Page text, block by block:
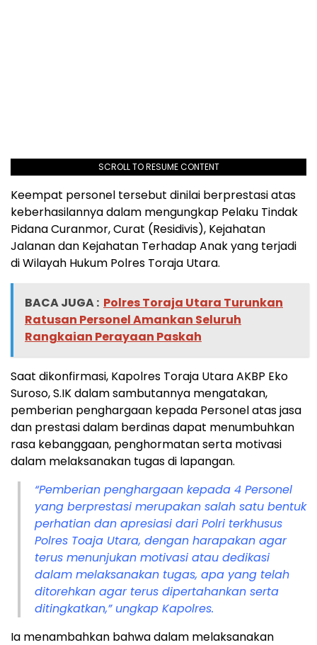
SCROLL TO RESUME CONTENT
Keempat personel tersebut dinilai berprestasi atas
keberhasilannya dalam mengungkap Pelaku Tindak
Pidana Curanmor, Curat (Residivis), Kejahatan
Jalanan dan Kejahatan Terhadap Anak yang terjadi
di Wilayah Hukum Polres Toraja Utara.
BACA JUGA : Polres Toraja Utara Turunkan
Ratusan Personel Amankan Seluruh
Rangkaian Perayaan Paskah
Saat dikonfirmasi, Kapolres Toraja Utara AKBP Eko
Suroso, S.IK dalam sambutannya mengatakan,
pemberian penghargaan kepada Personel atas jasa
dan prestasi dalam berdinas dapat menumbuhkan
rasa kebanggaan, penghormatan serta motivasi
dalam melaksanakan tugas di lapangan.
“Pemberian penghargaan kepada 4 Personel
yang berprestasi merupakan salah satu bentuk
perhatian dan apresiasi dari Polri terkhusus
Polres Toaja Utara, dengan harapakan agar
terus menunjukan motivasi atau dedikasi
dalam melaksanakan tugas, apa yang telah
ditorehkan agar terus dipertahankan serta
ditingkatkan,” ungkap Kapolres.
Ia menambahkan bahwa dalam melaksanakan